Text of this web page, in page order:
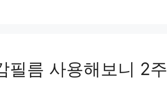
필름 사용해보니 2주